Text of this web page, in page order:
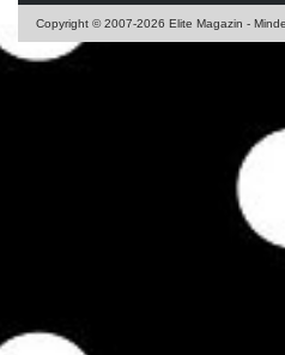
Copyright © 2007-2026 Elite Magazin -